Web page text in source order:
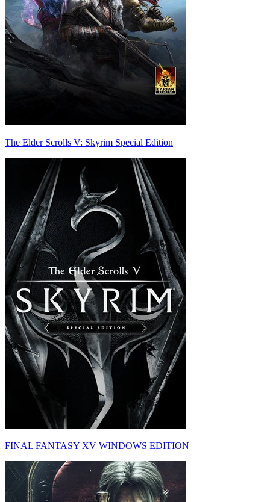
The Elder Scrolls V: Skyrim Special Edition
FINAL FANTASY XV WINDOWS EDITION